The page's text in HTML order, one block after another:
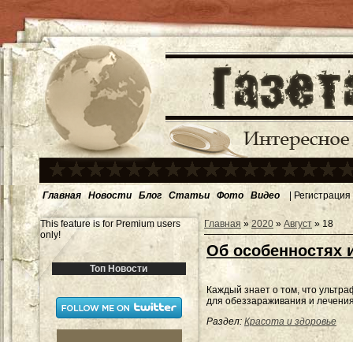
Главная Новости Блог Статьи Фото Видео | Регистрация
This feature is for Premium users
only!
Топ Новости
Главная » 2020 » Август » 18
Об особенностях
Каждый знает о том, что
для обеззараживания и
Раздел: Красота и здоровье